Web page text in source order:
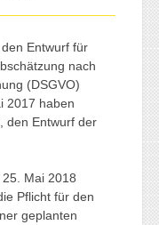
Entwurf für
nach
(DSGVO)
2017 haben
den Entwurf der
Mai 2018
Pflicht für den
geplanten